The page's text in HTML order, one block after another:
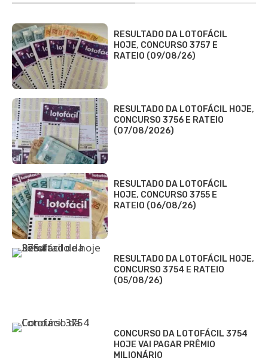
RESULTADO DA LOTOFÁCIL
HOJE, CONCURSO 3757 E
RATEIO (09/08/26)
RESULTADO DA LOTOFÁCIL HOJE,
CONCURSO 3756 E RATEIO
(07/08/2026)
RESULTADO DA LOTOFÁCIL
HOJE, CONCURSO 3755 E
RATEIO (06/08/26)
RESULTADO DA LOTOFÁCIL HOJE,
CONCURSO 3754 E RATEIO
(05/08/26)
CONCURSO DA LOTOFÁCIL 3754
HOJE VAI PAGAR PRÊMIO
MILIONÁRIO